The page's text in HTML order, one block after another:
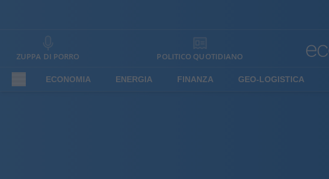
ZUPPA DI PORRO POLITICO QUOTIDIANO
ECONOMIA ENERGIA FINANZA GEO-LOGISTICA